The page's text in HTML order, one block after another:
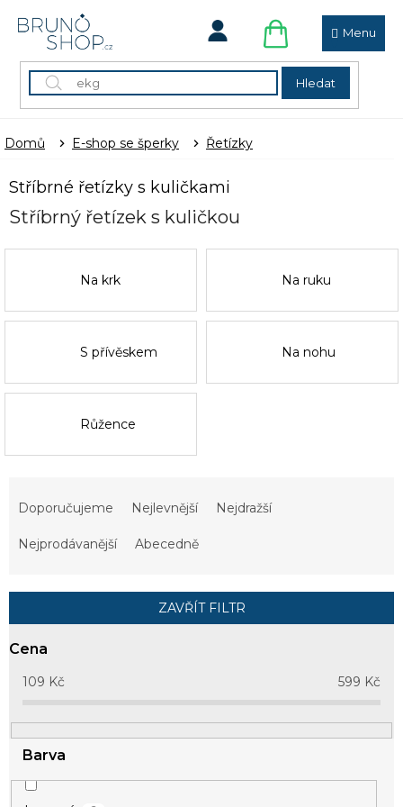
Hledat
NÁKUPNÍ
KOŠÍK
Domů E-shop se šperky Řetízky
Stříbrné řetízky s kuličkami
Stříbrný řetízek s kuličkou
Na krk Na ruku
S přívěskem Na nohu
Růžence
r
o
t
ů
Doporučujeme Nejlevnější Nejdražší
Nejprodávanější Abecedně
ZAVŘÍT FILTR
Cena
109 Kč 599 Kč
Barva